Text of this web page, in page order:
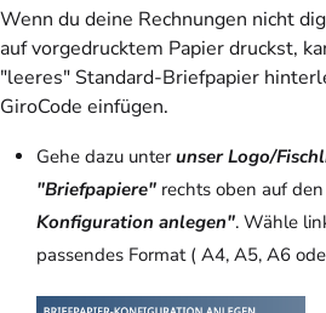
Wenn du deine Rechnungen nicht
auf vorgedrucktem Papier druckst,
"leeres" Standard-Briefpapier
GiroCode einfügen.
Gehe dazu unterunser Logo/
"Briefpapiere" rechts oben auf
Konfiguration anlegen". Wähle
passendes Format ( A4, A5, A6